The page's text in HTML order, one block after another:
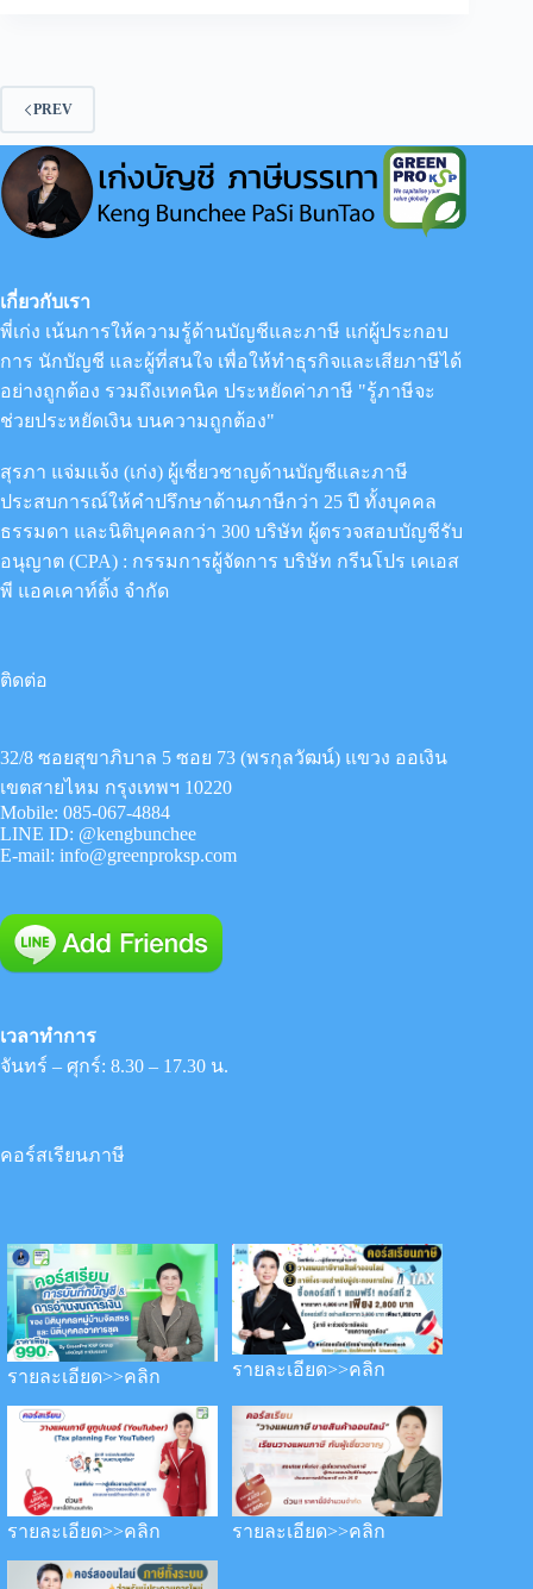
การ
ขาย
ทำ
PREV
เกี่ยวกับเรา
พี่เก่ง เน้นการให้ความรู้ด้านบัญชีและภาษี แก่ผู้ประกอบ
การ นักบัญชี และผู้ที่สนใจ เพื่อให้ทำธุรกิจและเสียภาษีได้
อย่างถูกต้อง รวมถึงเทคนิค ประหยัดค่าภาษี "รู้ภาษีจะ
ช่วยประหยัดเงิน บนความถูกต้อง"
สุรภา แจ่มแจ้ง (เก่ง) ผู้เชี่ยวชาญด้านบัญชีและภาษี
ประสบการณ์ให้คำปรึกษาด้านภาษีกว่า 25 ปี ทั้งบุคคล
ธรรมดา และนิติบุคคลกว่า 300 บริษัท ผู้ตรวจสอบบัญชีรับ
อนุญาต (CPA) : กรรมการผู้จัดการ บริษัท กรีนโปร เคเอส
พี แอคเคาท์ติ้ง จำกัด
ติดต่อ
32/8 ซอยสุขาภิบาล 5 ซอย 73 (พรกุลวัฒน์) แขวง ออเงิน
เขตสายไหม กรุงเทพฯ 10220
Mobile: 085-067-4884
LINE ID: @kengbunchee
E-mail: info@greenproksp.com
เวลาทำการ
จันทร์ – ศุกร์: 8.30 – 17.30 น.
คอร์สเรียนภาษี
รายละเอียด>>คลิก รายละเอียด>>คลิก
รายละเอียด>>คลิก รายละเอียด>>คลิก